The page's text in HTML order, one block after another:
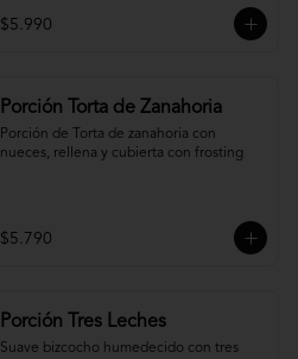
$5.990
Porción Torta de Zanahoria
Porción de Torta de zanahoria con
nueces, rellena y cubierta con frosting
$5.790
Porción Tres Leches
Suave bizcocho humedecido con tres